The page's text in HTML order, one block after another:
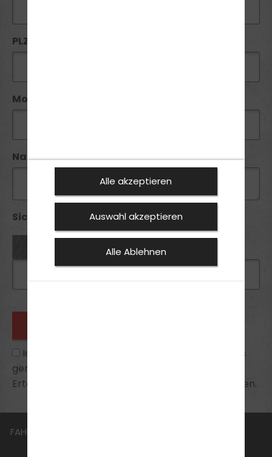
PLZ*:
Mobil*:
Nachricht:
Sicherheitsabfrage *:
Ich habe die
zur Kenntnis
genommen und bin mit ihnen einverstanden.
Erteilte Einwilligungen kann ich jederzeit widerrufen.
FAHRSCHULE
Alle akzeptieren
Auswahl akzeptieren
Alle Ablehnen